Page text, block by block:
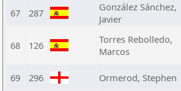
67 287
González Sánchez,
Javier
68 126
Torres Rebolledo,
Marcos
69 296 Ormerod, Stephen